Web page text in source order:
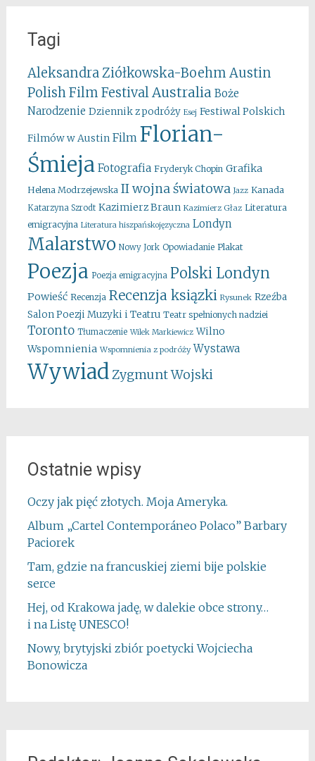
Tagi
Aleksandra Ziółkowska-Boehm Austin
Polish Film FestivalAustralia Boże
Narodzenie Dziennik z podróży Esej Festiwal Polskich
Filmów w Austin Film Florian-
Śmieja Fotografia Fryderyk Chopin Grafika
Helena Modrzejewska II wojna światowa Jazz Kanada
Katarzyna Szrodt Kazimierz Braun Kazimierz Głaz Literatura
emigracyjna Literatura hiszpańskojęzyczna Londyn
Malarstwo Nowy Jork Opowiadanie Plakat
Poezja Poezja emigracyjna Polski Londyn
Powieść Recenzja Recenzja ksiązki Rysunek Rzeźba
Salon Poezji Muzyki i Teatru Teatr spełnionych nadziei
Toronto Tłumaczenie Wilek Markiewicz Wilno
Wspomnienia Wspomnienia z podróży Wystawa
WywiadZygmunt Wojski
Ostatnie wpisy
Oczy jak pięć złotych. Moja Ameryka.
Album „Cartel Contemporáneo Polaco” Barbary
Paciorek
Tam, gdzie na francuskiej ziemi bije polskie
serce
Hej, od Krakowa jadę, w dalekie obce strony…
i na Listę UNESCO!
Nowy, brytyjski zbiór poetycki Wojciecha
Bonowicza